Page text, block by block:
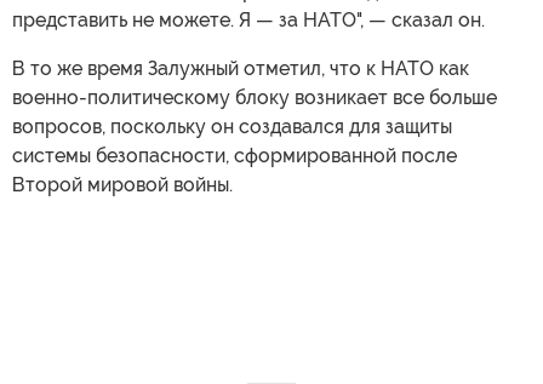
представить не можете. Я — за НАТО", — сказал он.
В то же время Залужный отметил, что к НАТО как
военно-политическому блоку возникает все больше
вопросов, поскольку он создавался для защиты
системы безопасности, сформированной после
Второй мировой войны.